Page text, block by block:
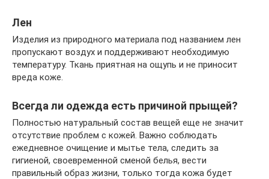
Лен
Изделия из природного материала под названием лен
пропускают воздух и поддерживают необходимую
температуру. Ткань приятная на ощупь и не приносит
вреда коже.
Всегда ли одежда есть причиной прыщей?
Полностью натуральный состав вещей еще не значит
отсутствие проблем с кожей. Важно соблюдать
ежедневное очищение и мытье тела, следить за
гигиеной, своевременной сменой белья, вести
правильный образ жизни, только тогда кожа будет